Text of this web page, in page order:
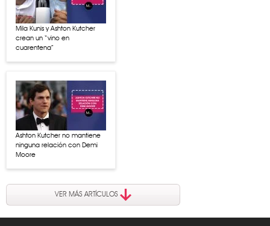
Mila Kunis y Ashton Kutcher
crean un “vino en
cuarentena”
Ashton Kutcher no mantiene
ninguna relación con Demi
Moore
VER MÁS ARTÍCULOS